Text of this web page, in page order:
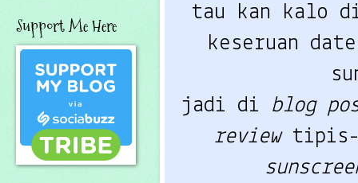
tau kan kalo
keseruan
jadi di blog
review
Support Me Here